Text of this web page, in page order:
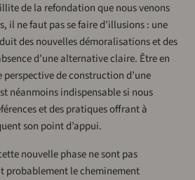
de la refondation que nous venons
il ne faut pas se faire d’illusions : une
des nouvelles démoralisations et des
d’une alternative claire. Être en
de construction d’une
néanmoins indispensable si nous
et des pratiques offrant à
son point d’appui.
nouvelle phase ne sont pas
probablement le cheminement